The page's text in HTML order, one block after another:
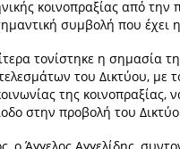
κοινοπραξίας από την
συμβολή που έχει
τονίστηκε η σημασία
του Δικτύου, με
της κοινοπραξίας,
στην προβολή του